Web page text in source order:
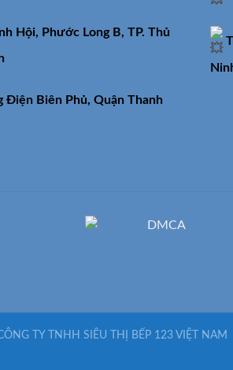
Hội, Phước Long B, TP. Thủ
Điện Biên Phủ, Quận Thanh
TY TNHH SIÊU THỊ BẾP 123 VIỆT NAM